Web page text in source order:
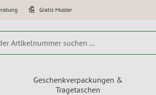
Gratis Muster
Geschenkverpackungen &
Tragetaschen